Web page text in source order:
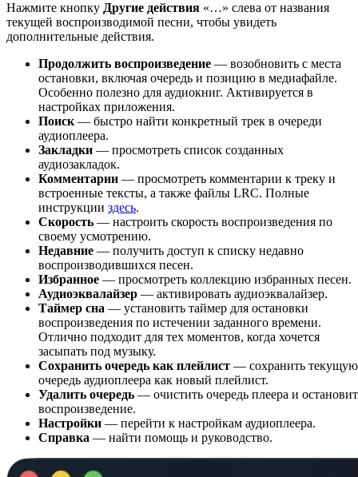
Нажмите кнопку Другие действия «…» слева от названия
текущей воспроизводимой песни, чтобы увидеть
дополнительные действия.
Продолжить воспроизведение — возобновить с места
остановки, включая очередь и позицию в медиафайле.
Особенно полезно для аудиокниг. Активируется в
настройках приложения.
Поиск — быстро найти конкретный трек в очереди
аудиоплеера.
Закладки — просмотреть список созданных
аудиозакладок.
Комментарии — просмотреть комментарии к треку и
встроенные тексты, а также файлы LRC. Полные
инструкции здесь.
Скорость — настроить скорость воспроизведения по
своему усмотрению.
Недавние — получить доступ к списку недавно
воспроизводившихся песен.
Избранное — просмотреть коллекцию избранных песен.
Аудиоэквалайзер — активировать аудиоэквалайзер.
Таймер сна — установить таймер для остановки
воспроизведения по истечении заданного времени.
Отлично подходит для тех моментов, когда хочется
засыпать под музыку.
Сохранить очередь как плейлист — сохранить текущую
очередь аудиоплеера как новый плейлист.
Удалить очередь — очистить очередь плеера и
воспроизведение.
Настройки — перейти к настройкам аудиоплеера.
Справка — найти помощь и руководство.